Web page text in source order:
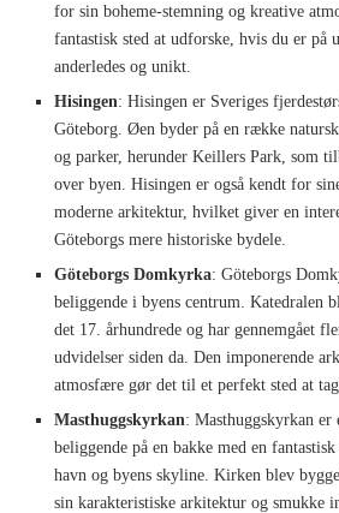
for sin boheme-stemning og kreative
fantastisk sted at udforske, hvis du er på
anderledes og unikt.
Hisingen: Hisingen er Sveriges
Göteborg. Øen byder på en række
og parker, herunder Keillers Park, som
over byen. Hisingen er også kendt for
moderne arkitektur, hvilket giver en
Göteborgs mere historiske bydele.
Göteborgs Domkyrka: Göteborgs
beliggende i byens centrum. Katedralen
det 17. århundrede og har gennemgået
udvidelser siden da. Den imponerende
atmosfære gør det til et perfekt sted at
Masthuggskyrkan: Masthuggskyrkan
beliggende på en bakke med en
havn og byens skyline. Kirken blev
sin karakteristiske arkitektur og smukke